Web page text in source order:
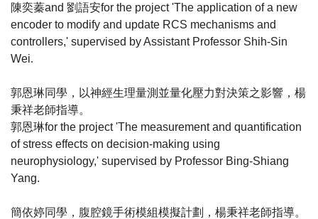
陳奕蓁and 劉語安for the project 'The application of a new
encoder to modify and update RCS mechanisms and
controllers,' supervised by Assistant Professor Shih-Sin
Wei.
郭恩琳同學，以神經生理量測並量化壓力對決策之影響，楊
秉祥老師指導。
郭恩琳for the project 'The measurement and quantification
of stress effects on decision-making using
neurophysiology,' supervised by Professor Bing-Shiang
Yang.
簡依婷同學，腹腔鏡手術模組模擬計劃，楊秉祥老師指導。